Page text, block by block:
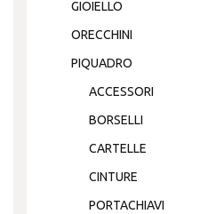
GIOIELLO
ORECCHINI
PIQUADRO
ACCESSORI
BORSELLI
CARTELLE
CINTURE
PORTACHIAVI